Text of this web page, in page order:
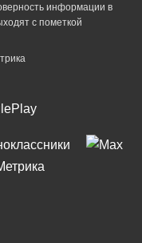
информации в
с пометкой